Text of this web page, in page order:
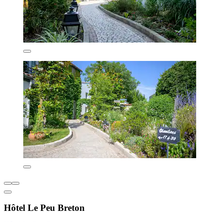
Hôtel Le Peu Breton